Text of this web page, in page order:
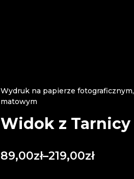
Wydruk na papierze fotograficznym,
matowym
Widok z Tarnicy
89,00zł–219,00zł